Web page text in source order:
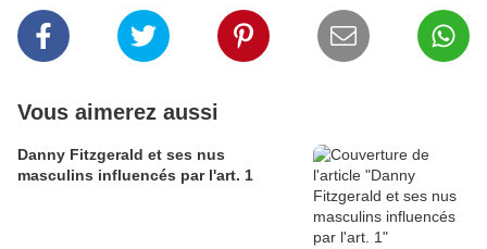
Vous aimerez aussi
Danny Fitzgerald et ses nus
masculins influencés par l'art. 1